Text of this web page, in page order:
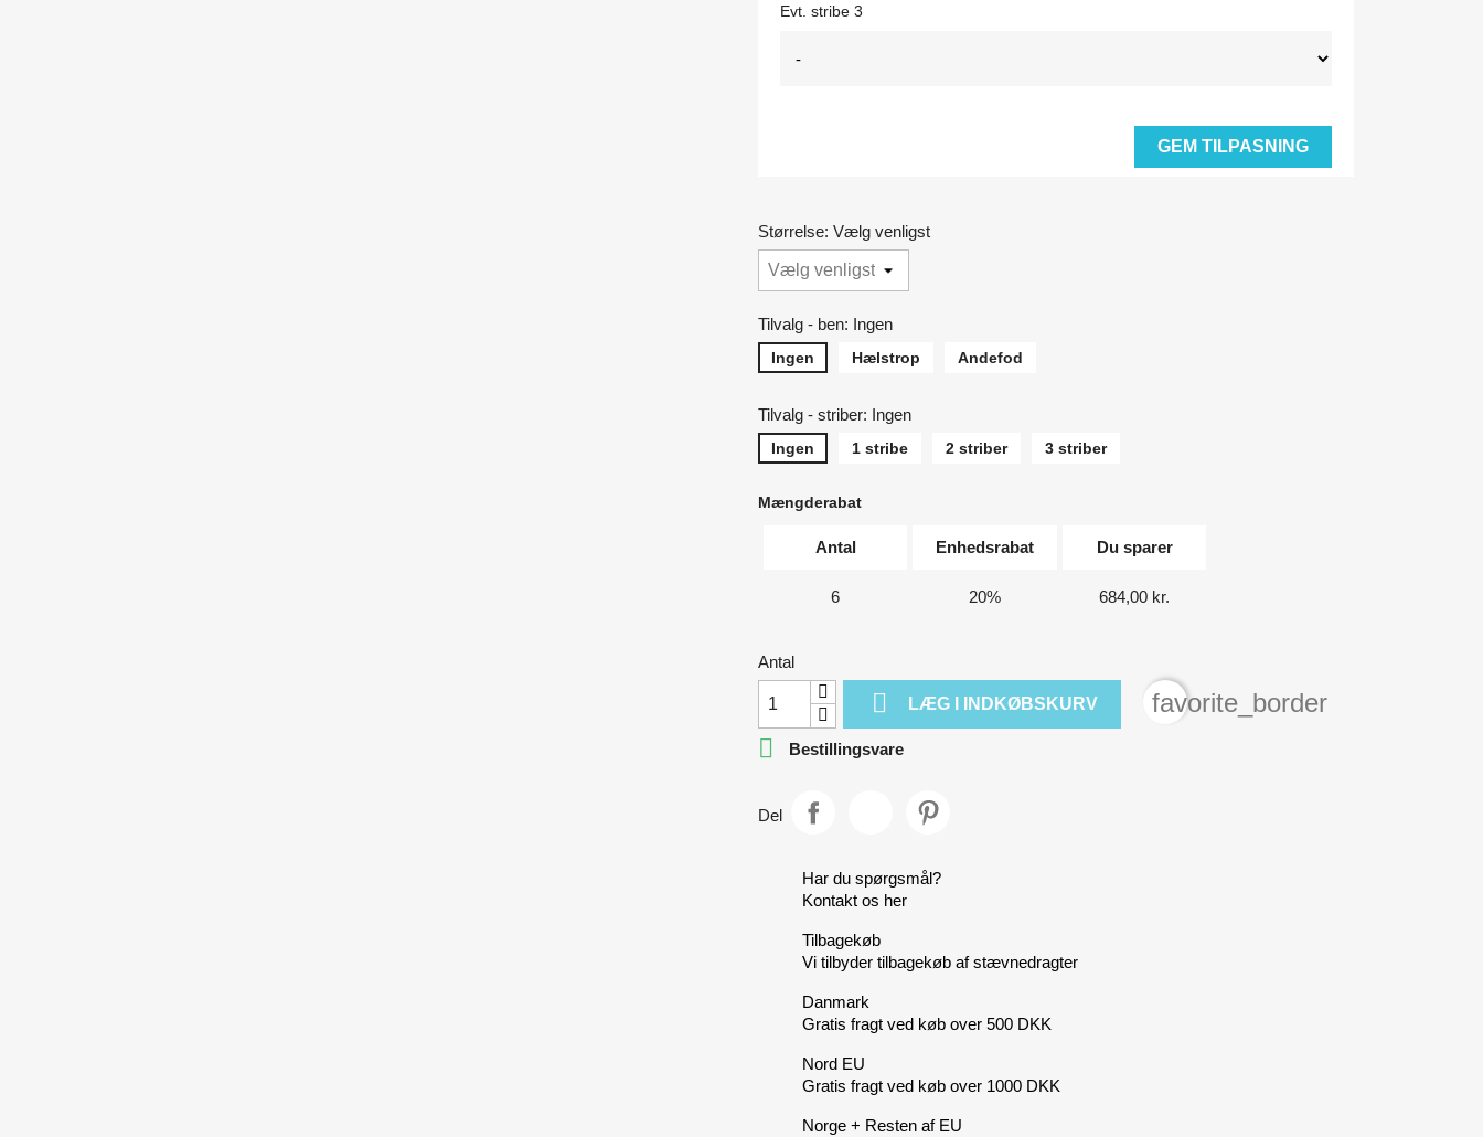
Evt. stribe 3
GEM TILPASNING
Størrelse: Vælg venligst
Tilvalg - ben: Ingen
Ingen Hælstrop Andefod
Tilvalg - striber: Ingen
Ingen 1 stribe 2 striber 3 striber
Mængderabat
Antal Enhedsrabat Du sparer
6 20% 684,00 kr.
Antal
 LÆG I INDKØBSKURV
favorite_border

Bestillingsvare
Del
Har du spørgsmål?
Kontakt os her
Tilbagekøb
Vi tilbyder tilbagekøb af stævnedragter
Danmark
Gratis fragt ved køb over 500 DKK
Nord EU
Gratis fragt ved køb over 1000 DKK
Norge + Resten af EU